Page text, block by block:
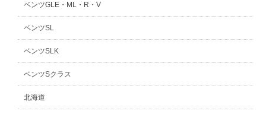
ベンツGLE・ML・R・V
ベンツSL
ベンツSLK
ベンツSクラス
北海道